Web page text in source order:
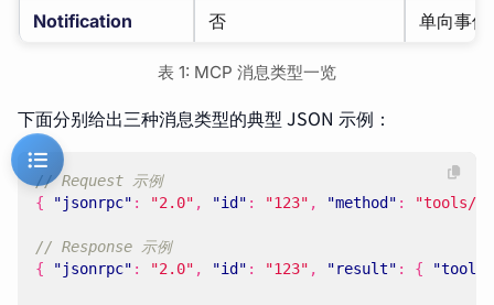
Notification
否 单向事
表 1: MCP 消息类型一览
下面分别给出三种消息类型的典型 JSON 示例：
{
"jsonrpc" : "2.0" , "id" : "123" , "method" : "tools/
{
"jsonrpc" : "2.0" , "id" : "123" , "result" : { "tools"